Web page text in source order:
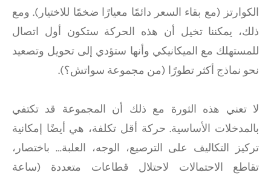
الكوارتز (مع بقاء السعر دائمًا معيارًا ضخمًا للاختيار). ومع
ذلك، يمكننا تخيل أن هذه الحركة ستكون أول اتصال
للمستهلك مع الميكانيكي وأنها ستؤدي إلى تحويل وتصعيد
نحو نماذج أكثر تطورًا (من مجموعة سواتش؟).
لا تعني هذه الثورة مع ذلك أن المجموعة قد تكتفي
بالمدخلات الأساسية. حركة أقل تكلفة، هي أيضًا إمكانية
تركيز التكاليف على الترصيع، الوجه، العلبة… باختصار،
تقاطع الاحتمالات لاحتلال قطاعات متعددة (ساعة